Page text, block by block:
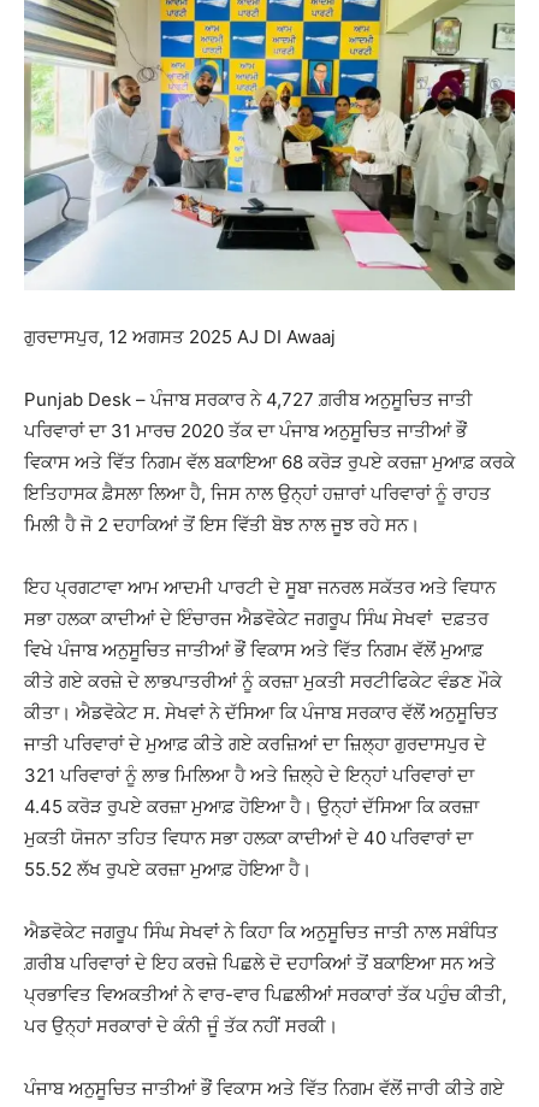
ਗੁਰਦਾਸਪੁਰ, 12 ਅਗਸਤ 2025 AJ DI Awaaj
Punjab Desk – ਪੰਜਾਬ ਸਰਕਾਰ ਨੇ 4,727 ਗ਼ਰੀਬ ਅਨੁਸੂਚਿਤ ਜਾਤੀ
ਪਰਿਵਾਰਾਂ ਦਾ 31 ਮਾਰਚ 2020 ਤੱਕ ਦਾ ਪੰਜਾਬ ਅਨੁਸੂਚਿਤ ਜਾਤੀਆਂ ਭੌਂ
ਵਿਕਾਸ ਅਤੇ ਵਿੱਤ ਨਿਗਮ ਵੱਲ ਬਕਾਇਆ 68 ਕਰੋੜ ਰੁਪਏ ਕਰਜ਼ਾ ਮੁਆਫ਼ ਕਰਕੇ
ਇਤਿਹਾਸਕ ਫ਼ੈਸਲਾ ਲਿਆ ਹੈ, ਜਿਸ ਨਾਲ ਉਨ੍ਹਾਂ ਹਜ਼ਾਰਾਂ ਪਰਿਵਾਰਾਂ ਨੂੰ ਰਾਹਤ
ਮਿਲੀ ਹੈ ਜੋ 2 ਦਹਾਕਿਆਂ ਤੋਂ ਇਸ ਵਿੱਤੀ ਬੋਝ ਨਾਲ ਜੂਝ ਰਹੇ ਸਨ।
ਇਹ ਪ੍ਰਗਟਾਵਾ ਆਮ ਆਦਮੀ ਪਾਰਟੀ ਦੇ ਸੂਬਾ ਜਨਰਲ ਸਕੱਤਰ ਅਤੇ ਵਿਧਾਨ
ਸਭਾ ਹਲਕਾ ਕਾਦੀਆਂ ਦੇ ਇੰਚਾਰਜ ਐਡਵੋਕੇਟ ਜਗਰੂਪ ਸਿੰਘ ਸੇਖਵਾਂ ਦਫ਼ਤਰ
ਵਿਖੇ ਪੰਜਾਬ ਅਨੁਸੂਚਿਤ ਜਾਤੀਆਂ ਭੌਂ ਵਿਕਾਸ ਅਤੇ ਵਿੱਤ ਨਿਗਮ ਵੱਲੋਂ ਮੁਆਫ਼
ਕੀਤੇ ਗਏ ਕਰਜ਼ੇ ਦੇ ਲਾਭਪਾਤਰੀਆਂ ਨੂੰ ਕਰਜ਼ਾ ਮੁਕਤੀ ਸਰਟੀਫਿਕੇਟ ਵੰਡਣ ਮੌਕੇ
ਕੀਤਾ। ਐਡਵੋਕੇਟ ਸ. ਸੇਖਵਾਂ ਨੇ ਦੱਸਿਆ ਕਿ ਪੰਜਾਬ ਸਰਕਾਰ ਵੱਲੋਂ ਅਨੁਸੂਚਿਤ
ਜਾਤੀ ਪਰਿਵਾਰਾਂ ਦੇ ਮੁਆਫ਼ ਕੀਤੇ ਗਏ ਕਰਜ਼ਿਆਂ ਦਾ ਜ਼ਿਲ੍ਹਾ ਗੁਰਦਾਸਪੁਰ ਦੇ
321 ਪਰਿਵਾਰਾਂ ਨੂੰ ਲਾਭ ਮਿਲਿਆ ਹੈ ਅਤੇ ਜ਼ਿਲ੍ਹੇ ਦੇ ਇਨ੍ਹਾਂ ਪਰਿਵਾਰਾਂ ਦਾ
4.45 ਕਰੋੜ ਰੁਪਏ ਕਰਜ਼ਾ ਮੁਆਫ਼ ਹੋਇਆ ਹੈ। ਉਨ੍ਹਾਂ ਦੱਸਿਆ ਕਿ ਕਰਜ਼ਾ
ਮੁਕਤੀ ਯੋਜਨਾ ਤਹਿਤ ਵਿਧਾਨ ਸਭਾ ਹਲਕਾ ਕਾਦੀਆਂ ਦੇ 40 ਪਰਿਵਾਰਾਂ ਦਾ
55.52 ਲੱਖ ਰੁਪਏ ਕਰਜ਼ਾ ਮੁਆਫ਼ ਹੋਇਆ ਹੈ।
ਐਡਵੋਕੇਟ ਜਗਰੂਪ ਸਿੰਘ ਸੇਖਵਾਂ ਨੇ ਕਿਹਾ ਕਿ ਅਨੁਸੂਚਿਤ ਜਾਤੀ ਨਾਲ ਸਬੰਧਿਤ
ਗ਼ਰੀਬ ਪਰਿਵਾਰਾਂ ਦੇ ਇਹ ਕਰਜ਼ੇ ਪਿਛਲੇ ਦੋ ਦਹਾਕਿਆਂ ਤੋਂ ਬਕਾਇਆ ਸਨ ਅਤੇ
ਪ੍ਰਭਾਵਿਤ ਵਿਅਕਤੀਆਂ ਨੇ ਵਾਰ-ਵਾਰ ਪਿਛਲੀਆਂ ਸਰਕਾਰਾਂ ਤੱਕ ਪਹੁੰਚ ਕੀਤੀ,
ਪਰ ਉਨ੍ਹਾਂ ਸਰਕਾਰਾਂ ਦੇ ਕੰਨੀ ਜੂੰ ਤੱਕ ਨਹੀਂ ਸਰਕੀ।
ਪੰਜਾਬ ਅਨੁਸੂਚਿਤ ਜਾਤੀਆਂ ਭੌਂ ਵਿਕਾਸ ਅਤੇ ਵਿੱਤ ਨਿਗਮ ਵੱਲੋਂ ਜਾਰੀ ਕੀਤੇ ਗਏ